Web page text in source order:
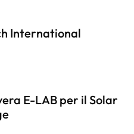
International
E-LAB per il Solar